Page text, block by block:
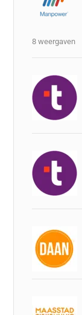
8 weergaven